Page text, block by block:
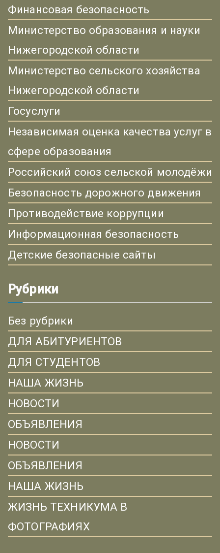
Финансовая безопасность
Министерство образования и науки
Нижегородской области
Министерство сельского хозяйства
Нижегородской области
Госуслуги
Независимая оценка качества услуг в
сфере образования
Российский союз сельской молодёжи
Безопасность дорожного движения
Противодействие коррупции
Информационная безопасность
Детские безопасные сайты
Рубрики
Без рубрики
ДЛЯ АБИТУРИЕНТОВ
ДЛЯ СТУДЕНТОВ
НАША ЖИЗНЬ
НОВОСТИ
ОБЪЯВЛЕНИЯ
НОВОСТИ
ОБЪЯВЛЕНИЯ
НАША ЖИЗНЬ
ЖИЗНЬ ТЕХНИКУМА В
ФОТОГРАФИЯХ